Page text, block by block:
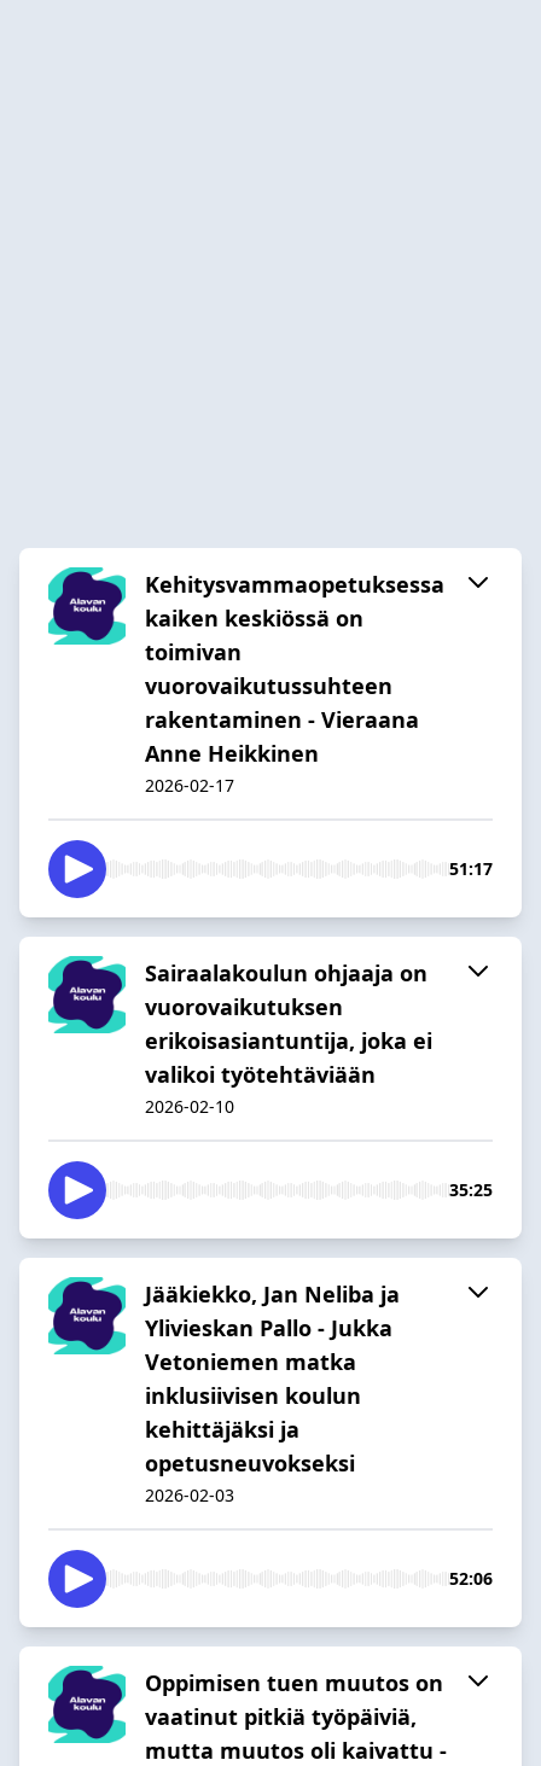
Kehitysvammaopetuksessa
kaiken keskiössä on
toimivan
vuorovaikutussuhteen
rakentaminen - Vieraana
Anne Heikkinen
2026-02-17
51:17
Sairaalakoulun ohjaaja on
vuorovaikutuksen
erikoisasiantuntija, joka ei
valikoi työtehtäviään
2026-02-10
35:25
Jääkiekko, Jan Neliba ja
Ylivieskan Pallo - Jukka
Vetoniemen matka
inklusiivisen koulun
kehittäjäksi ja
opetusneuvokseksi
2026-02-03
52:06
Oppimisen tuen muutos on
vaatinut pitkiä työpäiviä,
mutta muutos oli kaivattu -